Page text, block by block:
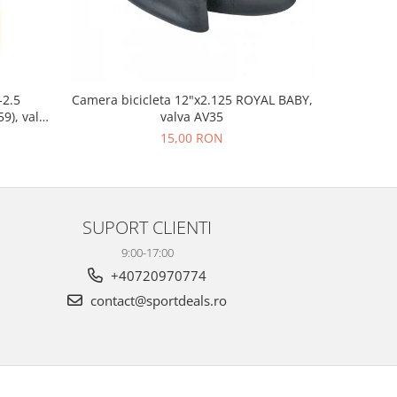
valva
Camera bicicleta 12"x2.125 ROYAL BABY,
valva AV35
15,00 RON
SUPORT CLIENTI
9:00-17:00
+40720970774
contact@sportdeals.ro